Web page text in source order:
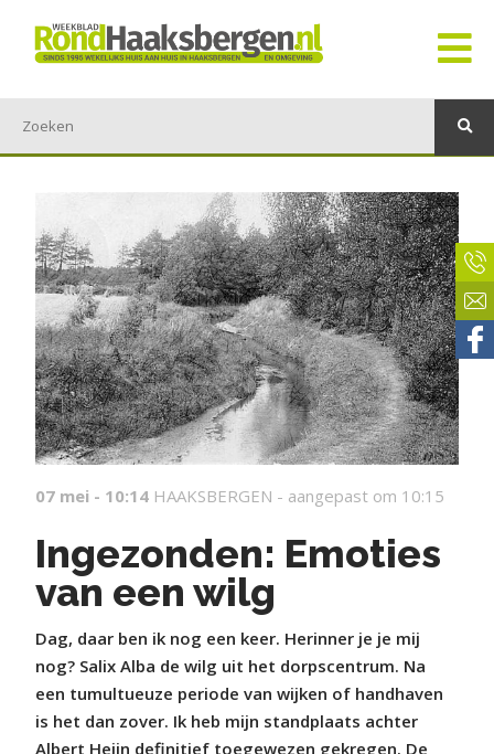
07 mei - 10:14 HAAKSBERGEN - aangepast om 10:15
Ingezonden: Emoties
van een wilg
Dag, daar ben ik nog een keer. Herinner je je mij
nog? Salix Alba de wilg uit het dorpscentrum. Na
een tumultueuze periode van wijken of handhaven
is het dan zover. Ik heb mijn standplaats achter
Albert Heijn definitief toegewezen gekregen. De